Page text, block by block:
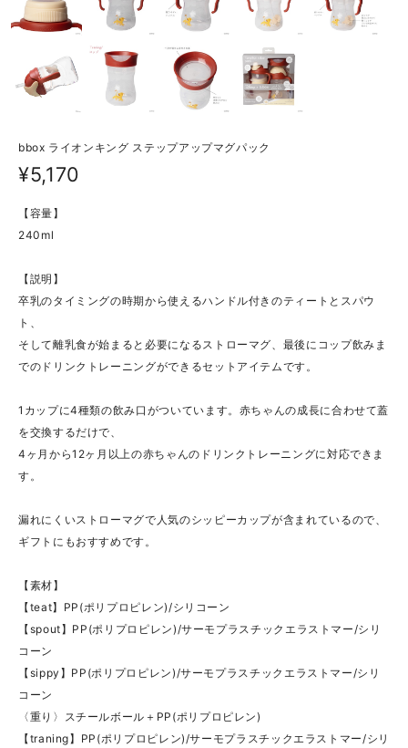
bbox ライオンキング ステップアップマグパック
¥5,170
【容量】
240ml
【説明】
卒乳のタイミングの時期から使えるハンドル付きのティートとスパウ
ト、
そして離乳食が始まると必要になるストローマグ、最後にコップ飲みま
でのドリンクトレーニングができるセットアイテムです。
1カップに4種類の飲み口がついています。赤ちゃんの成長に合わせて蓋
を交換するだけで、
4ヶ月から12ヶ月以上の赤ちゃんのドリンクトレーニングに対応できま
す。
漏れにくいストローマグで人気のシッピーカップが含まれているので、
ギフトにもおすすめです。
【素材】
【teat】PP(ポリプロピレン)/シリコーン
【spout】PP(ポリプロピレン)/サーモプラスチックエラストマー/シリ
コーン
【sippy】PP(ポリプロピレン)/サーモプラスチックエラストマー/シリ
コーン
〈重り〉スチールボール＋PP(ポリプロピレン)
【traning】PP(ポリプロピレン)/サーモプラスチックエラストマー/シリ